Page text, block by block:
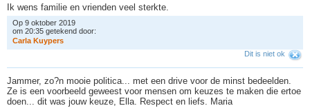
Ik wens familie en vrienden veel sterkte.
Op 9 oktober 2019
om 20:35 getekend door:
Car a Kuypers
Dit is niet ok
Jammer, zo?n mooie politica... met een drive voor de minst bedeelden.
Ze is een voorbeeld geweest voor mensen om keuzes te maken die ertoe
doen... dit was jouw keuze, Ella. Respect en liefs. Maria